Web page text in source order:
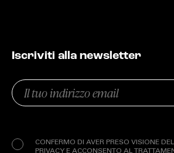
Iscriviti alla newsletter
Email
(Obbligatorio)
CONFERMO DI AVER PRESO VISIONE
PRIVACY E ACCONSENTO AL